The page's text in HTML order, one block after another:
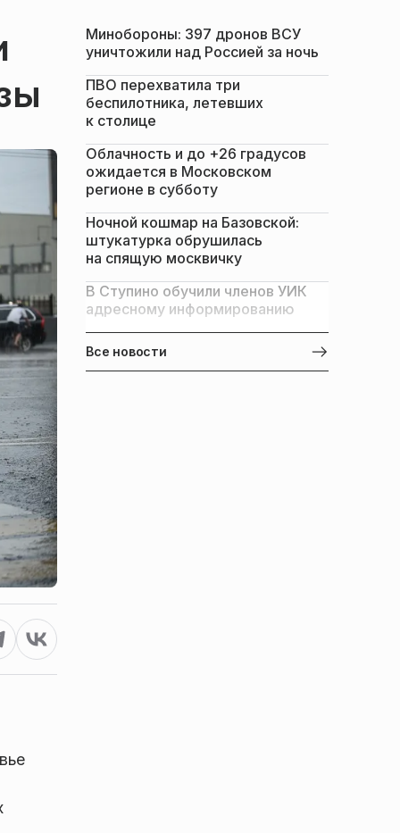
Минобороны: 397 дронов ВСУ
уничтожили над Россией за ночь
ПВО перехватила три
беспилотника, летевших
к столице
Облачность и до +26 градусов
ожидается в Московском
регионе в субботу
Ночной кошмар на Базовской:
штукатурка обрушилась
на спящую москвичку
В Ступино обучили членов УИК
адресному информированию
Все новости